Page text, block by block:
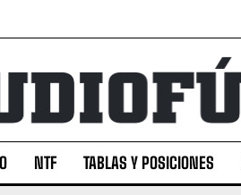
NTF TABLAS Y POSICIONES